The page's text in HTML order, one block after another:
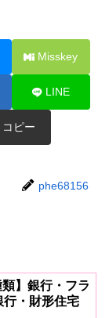
Misskey
LINE
コピー
phe68156
類】銀行・フラ
行・財形住宅